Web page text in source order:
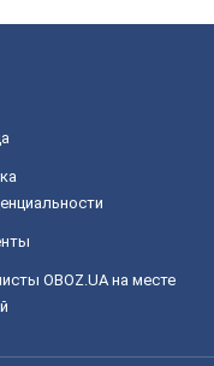
OBOZ.UA на месте